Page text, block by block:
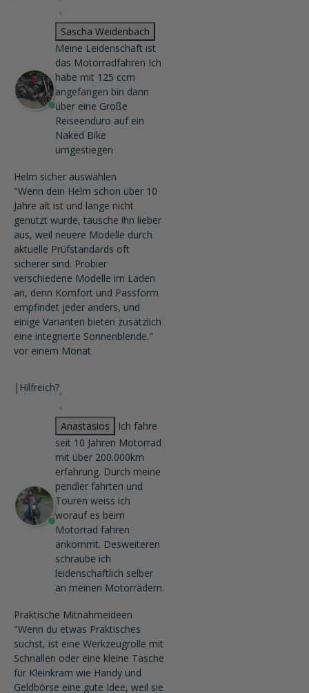
Sascha Weidenbach
Meine Leidenschaft ist
das Motorradfahren Ich
habe mit 125 ccm
angefangen bin dann
über eine Große
Reiseenduro auf ein
Naked Bike
umgestiegen
Helm sicher auswählen
"Wenn dein Helm schon über 10
Jahre alt ist und lange nicht
genutzt wurde, tausche ihn lieber
aus, weil neuere Modelle durch
aktuelle Prüfstandards oft
sicherer sind. Probier
verschiedene Modelle im Laden
an, denn Komfort und Passform
empfindet jeder anders, und
einige Varianten bieten zusätzlich
eine integrierte Sonnenblende."
vor einem Monat
| Hilfreich?
Anastasios
Ich fahre
seit 10 Jahren Motorrad
mit über 200.000km
erfahrung. Durch meine
pendler fahrten und
Touren weiss ich
worauf es beim
Motorrad fahren
ankommt. Desweiteren
schraube ich
leidenschaftlich selber
an meinen Motorrädern.
Praktische Mitnahmeideen
"Wenn du etwas Praktisches
suchst, ist eine Werkzeugrolle mit
Schnallen oder eine kleine Tasche
für Kleinkram wie Handy und
Geldbörse eine gute Idee, weil sie